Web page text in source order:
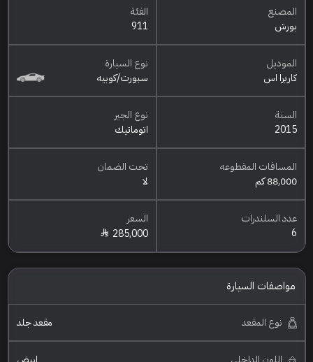
المصنع
بورش
الفئة
911
الموديل
كاريرا اس
نوع السيارة
سبورت/كوبيه
السنة
2015
نوع الجير
اتوماتيك
المسافات المقطوعه
88,000 كم
تحت الضمان
لا
عدد السلندرات
6
السعر
285,000
مواصفات السيارة
نوع المقعد مقعد جلد